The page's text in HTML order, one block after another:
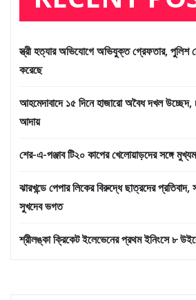
স্ত্রী হত্যার অভিযোগে অভিযুক্ত গ্রেফতার, পুলিশ
করেছে
আহমেদাবাদে ১৫ দিনে হাজারো অবৈধ দখল উচ্ছেদ,
আদায়
শের-এ-পঞ্জাব টি২০ কাপের খেলোয়াড়দের সঙ্গে
ঝারখন্ডে পেপার লিকের বিরুদ্ধে ছাত্রদের
সুখদেব ভগত
শ্রীলঙ্কা ক্রিকেট ইলেভেনের প্রথম ইনিংসে ৮